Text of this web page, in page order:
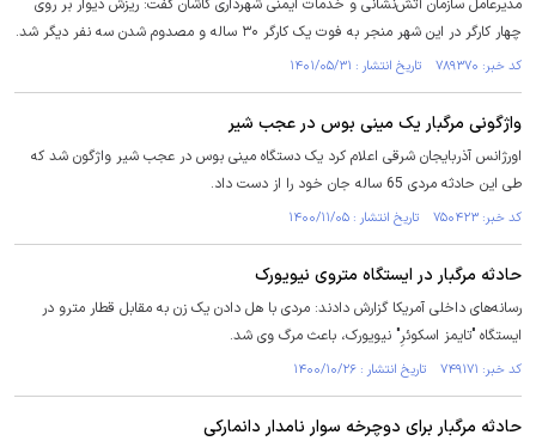
مدیرعامل سازمان آتش‌نشانی و خدمات ایمنی شهرداری کاشان گفت: ریزش دیوار بر روی
چهار کارگر در این شهر منجر به فوت یک کارگر ۳۰ ساله و مصدوم شدن سه نفر دیگر شد.
کد خبر: ۷۸۹۳۷۰ تاریخ انتشار : ۱۴۰۱/۰۵/۳۱
واژگونی مرگبار یک مینی بوس در عجب شیر
اورژانس آذربایجان شرقی اعلام کرد یک دستگاه مینی بوس در عجب شیر واژگون شد که
طی این حادثه مردی 65 ساله جان خود را از دست داد.
کد خبر: ۷۵۰۴۲۳ تاریخ انتشار : ۱۴۰۰/۱۱/۰۵
حادثه مرگبار در ایستگاه متروی نیویورک
رسانه‌های داخلی آمریکا گزارش دادند: مردی با هل دادن یک زن به مقابل قطار مترو در
ایستگاه "تایمز اسکوئرِ" نیویورک، باعث مرگ وی شد.
کد خبر: ۷۴۹۱۷۱ تاریخ انتشار : ۱۴۰۰/۱۰/۲۶
حادثه مرگبار برای دوچرخه سوار نامدار دانمارکی